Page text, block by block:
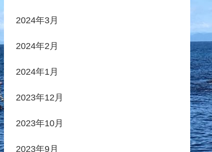
2024年3月
2024年2月
2024年1月
2023年12月
2023年10月
2023年9月